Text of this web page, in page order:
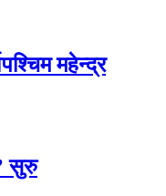
महेन्द्र
सुरु